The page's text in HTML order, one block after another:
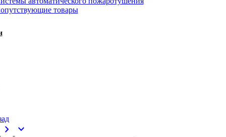
товары
chevron_right expand_more